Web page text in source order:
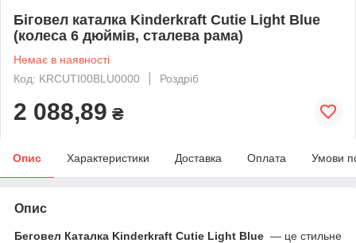
Біговел каталка Kinderkraft Cutie Light Blue
(колеса 6 дюймів, сталева рама)
Немає в наявності
Код: KRCUTI00BLU0000
Роздріб
2 088,89 ₴
Опис Характеристики Доставка Оплата Умови
Опис
Беговел Каталка Kinderkraft Cutie Light Blue — це стильне